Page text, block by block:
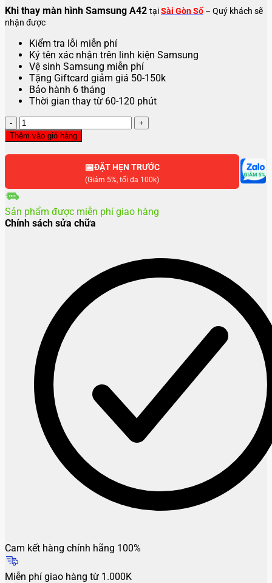
Khi thay màn hình Samsung A42 tạiSài Gòn Số – Quý khách sẽ
nhận được
Kiểm tra lỗi miễn phí
Ký tên xác nhận trên linh kiện Samsung
Vệ sinh Samsung miễn phí
Tặng Giftcard giảm giá 50-150k
Bảo hành 6 tháng
Thời gian thay từ 60-120 phút
Thay
màn
hình
Samsung
lượng
Thêm vào giỏ hàng
📅ĐẶT HẸN TRƯỚC
(Giảm 5%, tối đa 100k)
Sản phẩm được miễn phí giao hàng
Chính sách sửa chữa
Cam kết hàng chính hãng 100%
Miễn phí giao hàng từ 1.000K